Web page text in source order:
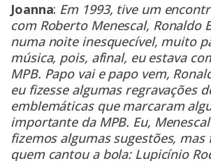
Joanna: Em 1993, tive um
com Roberto Menescal, Ronaldo
numa noite inesquecível, muito
música, pois, afinal, eu estava
MPB. Papo vai e papo vem,
eu fizesse algumas regravações
emblemáticas que marcaram
importante da MPB. Eu,
fizemos algumas sugestões, mas
quem cantou a bola: Lupicínio